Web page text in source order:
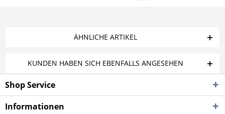
ÄHNLICHE ARTIKEL
KUNDEN HABEN SICH EBENFALLS ANGESEHEN
Shop Service
Informationen